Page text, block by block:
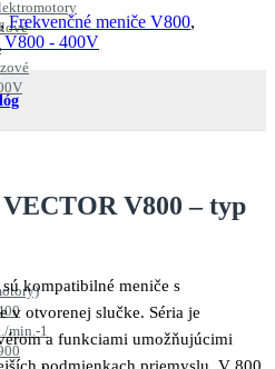
min.-1
,Frekvenčné meniče V800,
V800 - 400V
V800 – typ
kompatibilné meniče s
v otvorenej slučke. Séria je
a funkciami umožňujúcimi